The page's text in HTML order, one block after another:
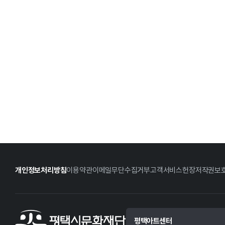
개인정보처리방침이용약관이메일무단수집거부고객서비스헌장저작권보
평택아트센터